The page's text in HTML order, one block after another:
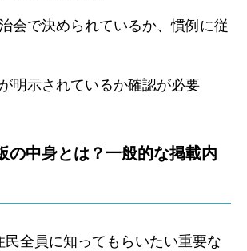
会で決められているか、慣例に従
明示されているか確認が必要
の中身とは？一般的な掲載内
民全員に知ってもらいたい重要な